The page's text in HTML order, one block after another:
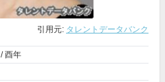
引用元: タレントデータバンク
/ 酉年